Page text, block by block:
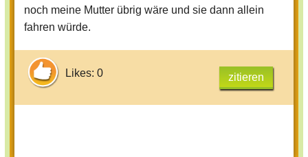
noch meine Mutter übrig wäre und sie dann allein
fahren würde.
Likes: 0 zitieren